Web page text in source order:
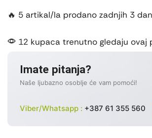
🔥 5 artikal/la prodano zadnjih 3
12 kupaca trenutno gledaju ovaj
Imate pitanja?
Naše ljubazno osoblje će vam pomoći!
Viber/Whatsapp : +387 61 355 560